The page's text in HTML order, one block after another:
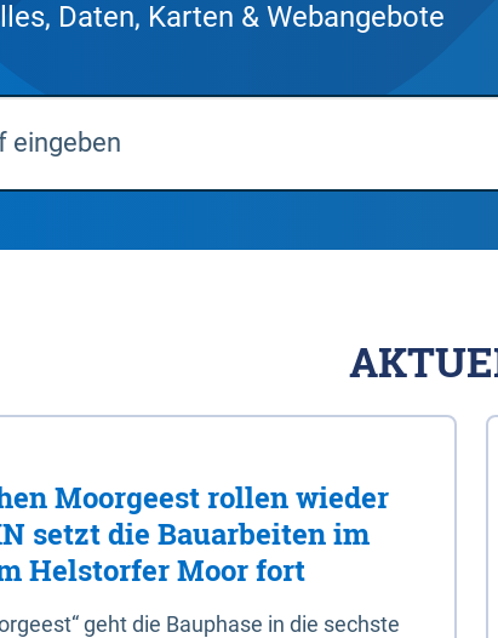
Daten, Karten & Webangebote
Moorgeest rollen wieder
setzt die Bauarbeiten im
Helstorfer Moor fort
geht die Bauphase in die sechste